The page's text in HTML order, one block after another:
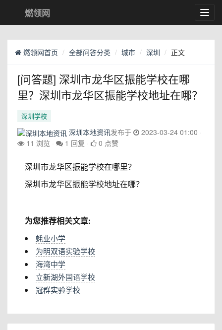
燃领网
燃领网首页 全部问答分类 城市 深圳 正文
[问答题] 深圳市龙华区振能学校在哪
里？深圳市龙华区振能学校地址在哪？
深圳学校
深圳本地资讯发布于
2023-03-24 01:00
11 浏览
1 回复 0 点赞
深圳市龙华区振能学校在哪里？
深圳市龙华区振能学校地址在哪？
为您推荐相关文章:
蚝业小学
为明双语实验学校
海湾中学
立新湖外国语学校
冠群实验学校